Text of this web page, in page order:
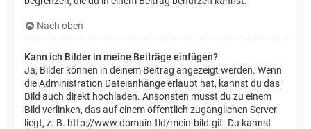
Nach oben
Kann ich Bilder in meine Beiträge einfügen?
Ja, Bilder können in deinem Beitrag angezeigt werden. Wenn
die Administration Dateianhänge erlaubt hat, kannst du das
Bild auch direkt hochladen. Ansonsten musst du zu einem
Bild verlinken, das auf einem öffentlich zugänglichen Server
liegt, z. B. http://www.domain.tld/mein-bild.gif. Du kannst